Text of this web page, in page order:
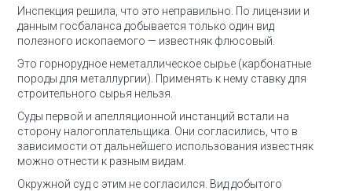
Инспекция решила, что это неправильно. По лицензии и
данным госбаланса добывается только один вид
полезного ископаемого — известняк флюсовый.
Это горнорудное неметаллическое сырье (карбонатные
породы для металлургии). Применять к нему ставку для
строительного сырья нельзя.
Суды первой и апелляционной инстанций встали на
сторону налогоплательщика. Они согласились, что в
зависимости от дальнейшего использования известняк
можно отнести к разным видам.
Окружной суд с этим не согласился. Вид добытого